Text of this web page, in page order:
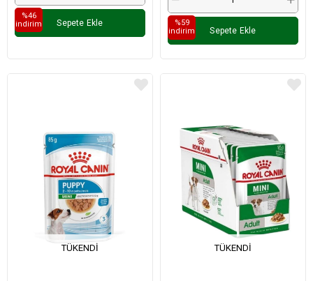
Sepete Ekle
%46
i̇ndirim
Sepete Ekle
%59
i̇ndirim
TÜKENDI TÜKENDI